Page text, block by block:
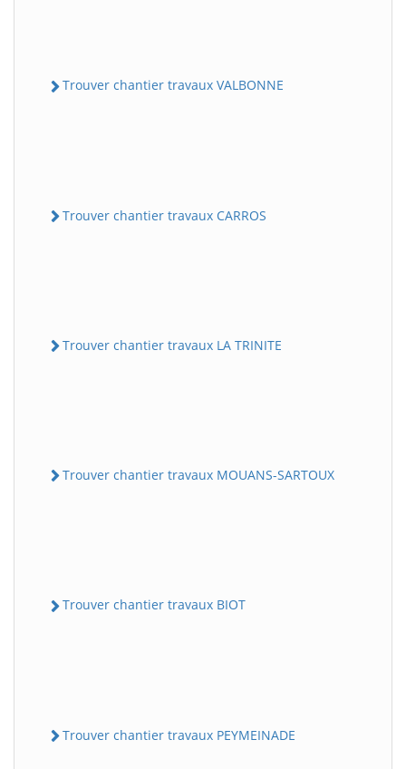
Trouver chantier travaux VALBONNE
Trouver chantier travaux CARROS
Trouver chantier travaux LA TRINITE
Trouver chantier travaux MOUANS-SARTOUX
Trouver chantier travaux BIOT
Trouver chantier travaux PEYMEINADE